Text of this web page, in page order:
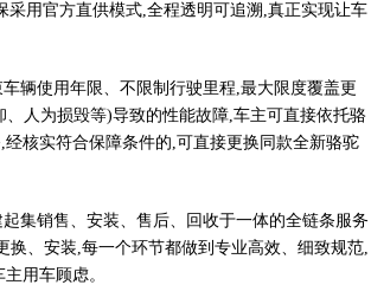
采用官方直供模式,全程透明可追溯,真正实现让车
辆使用年限、不限制行驶里程,最大限度覆盖更
人为损毁等)导致的性能故障,车主可直接依托骆
核实符合保障条件的,可直接更换同款全新骆驼
集销售、安装、售后、回收于一体的全链条服务
、安装,每一个环节都做到专业高效、细致规范,
用车顾虑。